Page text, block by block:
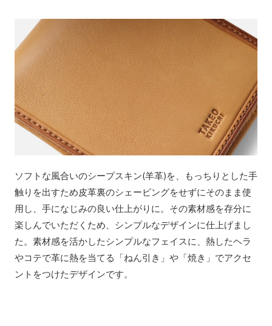
ソフトな風合いのシープスキン(羊革)を、もっちりとした手
触りを出すため皮革裏のシェービングをせずにそのまま使
用し、手になじみの良い仕上がりに。その素材感を存分に
楽しんでいただくため、シンプルなデザインに仕上げまし
た。素材感を活かしたシンプルなフェイスに、熱したヘラ
やコテで革に熱を当てる「ねん引き」や「焼き」でアクセ
ントをつけたデザインです。